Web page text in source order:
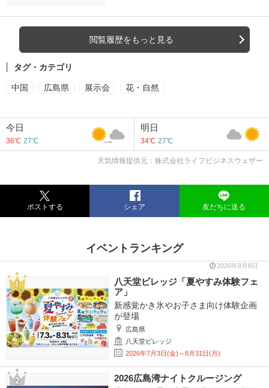
閲覧履歴をもっと見る
タグ・カテゴリ
中国 広島県 展示会 花・自然
今日
36℃ 27℃
明日
34℃ 27℃
天気情報提供元：株式会社ライフビジネスウェザー
ポストする シェア 友だちに送る
イベントランキング
2026年8月8日
八天堂ビレッジ「夏やすみ体験フェ
ア」
新感覚かき氷やお子さま向け体験企画
が登場
広島県
八天堂ビレッジ
2026年7月3日(金)～8月31日(月)
2026広島湾ナイトクルージング